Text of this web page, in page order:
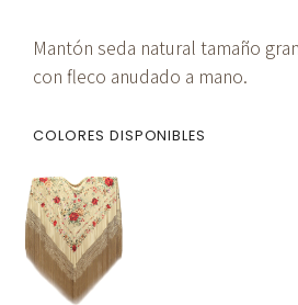
Mantón seda natural tamaño
con fleco anudado a mano.
COLORES DISPONIBLES